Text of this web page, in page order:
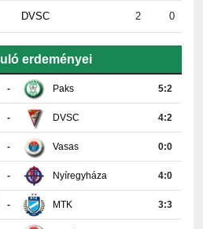
- Paks
DVSC 4:2
Vasas 0:0
Nyíregyháza 4:0
MTK 3:3
Kisvárda 0:2